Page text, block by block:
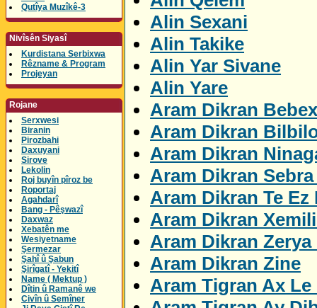
Qutîya Muzîkê-3
Nivîsên Siyasî
Kurdistana Serbixwa
Rêzname & Program
Projeyan
Rojane
Serxwesi
Biranin
Pirozbahi
Daxuyani
Sirove
Lekolin
Roj buyîn pîroz be
Roportaj
Agahdarî
Bang - Pêşwazî
Daxwaz
Xebatên me
Wesiyetname
Şermezar
Şahî û Şabun
Şirîgatî - Yekitî
Name ( Mektup )
Dîtin û Ramanê we
Civîn û Semîner
Alin Sexani
Alin Takike
Alin Yar Sivane
Alin Yare
Aram Dikran
Aram Dikran
Aram Dikran
Aram Dikran
Aram Dikran Te
Aram Dikran
Aram Dikran Zerya
Aram Dikran Zine
Aram Tigran Ax Le